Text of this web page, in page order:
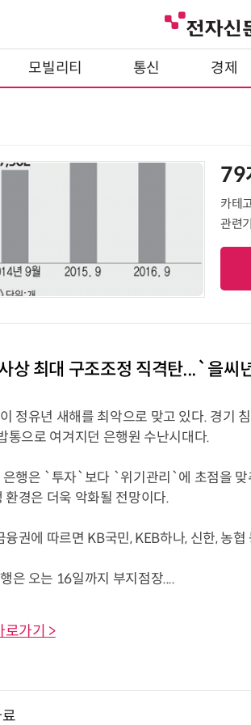
모빌리티 통신 경제
79
카테
관련
상 최대 구조조정 직격탄...`을씨
정유년 새해를 최악으로 맞고 있다. 경기
통으로 여겨지던 은행원 수난시대다.
은행은 `투자`보다 `위기관리`에 초점을 맞
환경은 더욱 악화될 전망이다.
융권에 따르면 KB국민, KEB하나, 신한, 농
은 오는 16일까지 부지점장....
로가기 >